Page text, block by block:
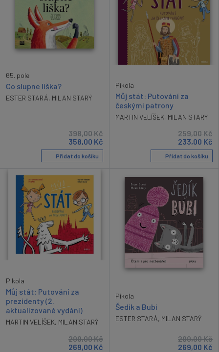
65. pole
Co slupne liška?
ESTER STARÁ, MILAN STARÝ
398,00Kč
358,00 Kč
Přidat do košíku
Pikola
Můj stát: Putování za
českými patrony
MARTIN VELÍŠEK, MILAN STARÝ
259,00Kč
233,00 Kč
Přidat do košíku
Pikola
Můj stát: Putování za
prezidenty (2.
aktualizované vydání)
MARTIN VELÍŠEK, MILAN STARÝ
299,00Kč
269,00 Kč
Pikola
Šedík a Bubi
ESTER STARÁ, MILAN STARÝ
299,00Kč
269,00 Kč